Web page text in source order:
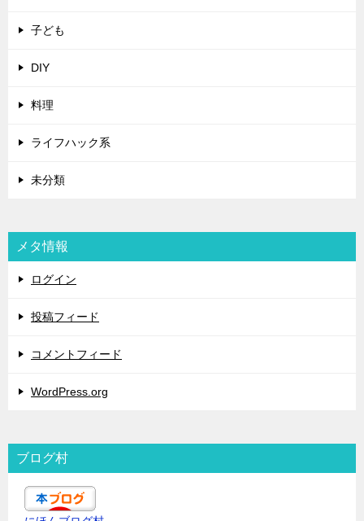
子ども
DIY
料理
ライフハック系
未分類
メタ情報
ログイン
投稿フィード
コメントフィード
WordPress.org
ブログ村